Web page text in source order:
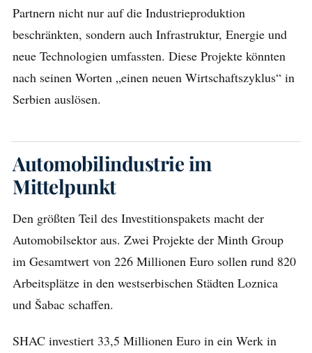
Partnern nicht nur auf die Industrieproduktion
beschränkten, sondern auch Infrastruktur, Energie und
neue Technologien umfassten. Diese Projekte könnten
nach seinen Worten „einen neuen Wirtschaftszyklus“ in
Serbien auslösen.
Automobilindustrie im
Mittelpunkt
Den größten Teil des Investitionspakets macht der
Automobilsektor aus. Zwei Projekte der Minth Group
im Gesamtwert von 226 Millionen Euro sollen rund 820
Arbeitsplätze in den westserbischen Städten Loznica
und Šabac schaffen.
SHAC investiert 33,5 Millionen Euro in ein Werk in